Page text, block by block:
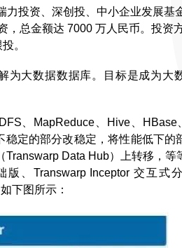
投资、深创投、中小企业发展基
，总金额达 7000 万人民币。投资
。
为大数据数据库。目标是成为大
、MapReduce、Hive、HBase
定的部分改稳定，将性能低下的
Data Hub）上转移，等
、Transwarp Inceptor 交互式分
下图所示：